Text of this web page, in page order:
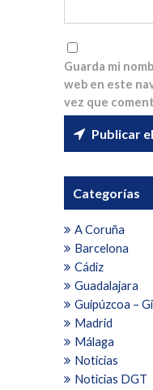
Guarda mi
web en este
vez que
Categorías
A Coruña
Barcelona
Cádiz
Guadalajara
Guipúzcoa –
Madrid
Málaga
Noticias
Noticias DGT